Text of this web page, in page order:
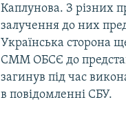
Каплунова. З різних
залучення до них
Українська сторона
СММ ОБСЄ до
загинув під час
в повідомленні СБУ.